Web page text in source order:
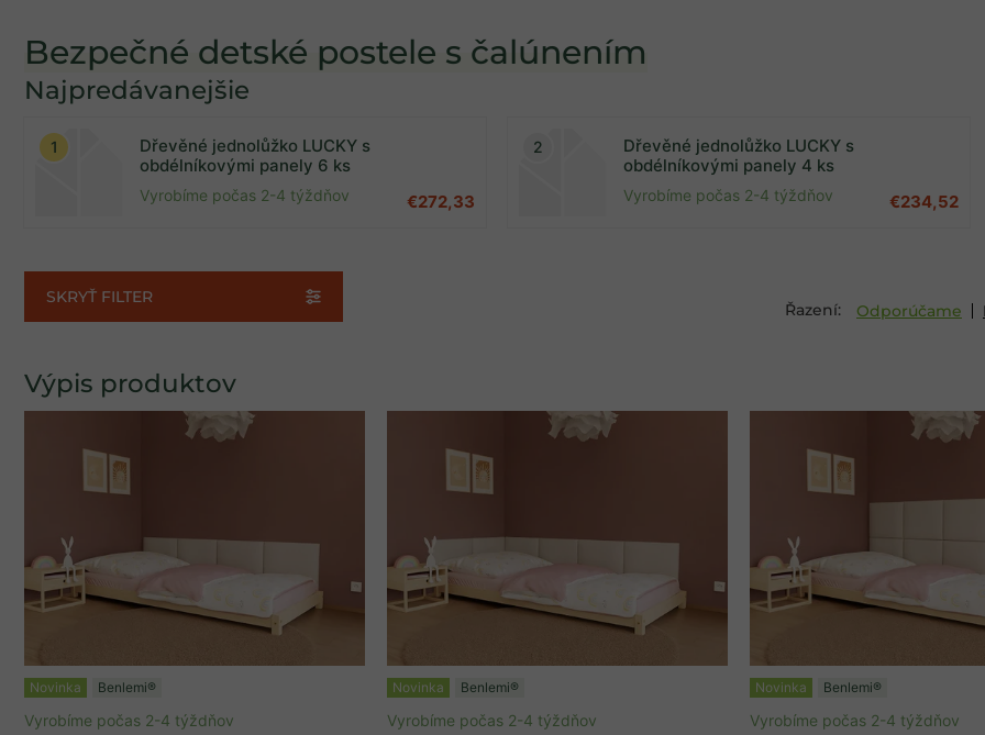
Na sklade
Bezpečné detské postele s čalúnením
Najpredávanejšie
Dřevěné jednolůžko LUCKY s
obdélníkovými panely 6 ks
Vyrobíme počas 2-4 týždňov €272,33
Dřevěné jednolůžko LUCKY s
obdélníkovými panely 4 ks
Vyrobíme počas 2-4 týždňov €234,52
SKRYŤ FILTER
Odporúčame
Výpis produktov
Novinka Benlemi®
Vyrobíme počas 2-4 týždňov
Novinka Benlemi®
Vyrobíme počas 2-4 týždňov
Novinka Benlemi®
Vyrobíme počas 2-4 týždňov